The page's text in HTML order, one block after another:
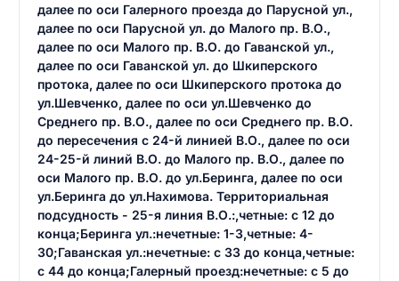
далее по оси Галерного проезда до Парусной ул.,
далее по оси Парусной ул. до Малого пр. В.О.,
далее по оси Малого пр. В.О. до Гаванской ул.,
далее по оси Гаванской ул. до Шкиперского
протока, далее по оси Шкиперского протока до
ул.Шевченко, далее по оси ул.Шевченко до
Среднего пр. В.О., далее по оси Среднего пр. В.О.
до пересечения с 24-й линией В.О., далее по оси
24-25-й линий В.О. до Малого пр. В.О., далее по
оси Малого пр. В.О. до ул.Беринга, далее по оси
ул.Беринга до ул.Нахимова. Территориальная
подсудность - 25-я линия В.О.:,четные: с 12 до
конца;Беринга ул.:нечетные: 1-3,четные: 4-
30;Гаванская ул.:нечетные: с 33 до конца,четные:
с 44 до конца;Галерный проезд:нечетные: с 5 до